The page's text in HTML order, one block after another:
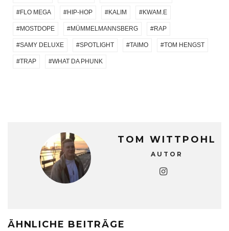
FLO MEGA HIP-HOP KALIM KWAM.E
MOSTDOPE MÜMMELMANNSBERG RAP
SAMY DELUXE SPOTLIGHT TAIMO TOM HENGST
TRAP WHAT DA PHUNK
TOM WITTPOHL
AUTOR
ÄHNLICHE BEITRÄGE